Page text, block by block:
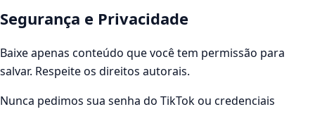
Segurança e Privacidade
Baixe apenas conteúdo que você tem permissão para
salvar. Respeite os direitos autorais.
Nunca pedimos sua senha do TikTok ou credenciais